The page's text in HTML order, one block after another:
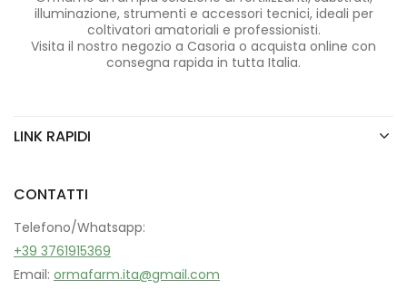
illuminazione, strumenti e accessori tecnici, ideali per
coltivatori amatoriali e professionisti.
Visita il nostro negozio a Casoria o acquista online con
consegna rapida in tutta Italia.
LINK RAPIDI
CONTATTI
Telefono/Whatsapp:
+39 3761915369
Email: ormafarm.ita@gmail.com